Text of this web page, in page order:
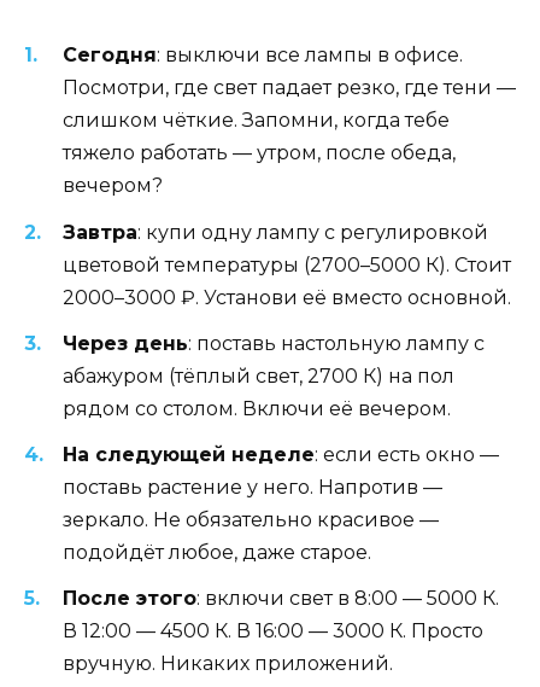
Сегодня: выключи все лампы в офисе.
Посмотри, где свет падает резко, где тени —
слишком чёткие. Запомни, когда тебе
тяжело работать — утром, после обеда,
вечером?
Завтра: купи одну лампу с регулировкой
цветовой температуры (2700–5000 К). Стоит
2000–3000 ₽. Установи её вместо основной.
Через день: поставь настольную лампу с
абажуром (тёплый свет, 2700 К) на пол
рядом со столом. Включи её вечером.
На следующей неделе: если есть окно —
поставь растение у него. Напротив —
зеркало. Не обязательно красивое —
подойдёт любое, даже старое.
После этого: включи свет в 8:00 — 5000 К.
В 12:00 — 4500 К. В 16:00 — 3000 К. Просто
вручную. Никаких приложений.